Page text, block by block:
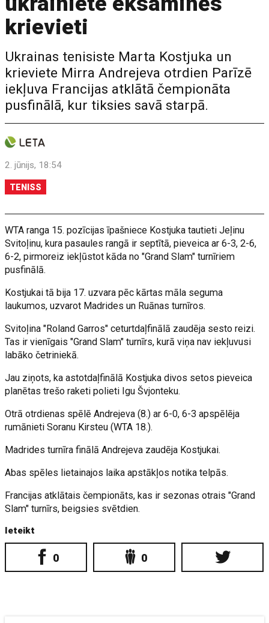
krievieti
Ukrainas tenisiste Marta Kostjuka un
krieviete Mirra Andrejeva otrdien Parīzē
iekļuva Francijas atklātā čempionāta
pusfinālā, kur tiksies savā starpā.
2. jūnijs, 18:54
TENISS
WTA ranga 15. pozīcijas īpašniece Kostjuka tautieti Jeļinu
Svitoļinu, kura pasaules rangā ir septītā, pieveica ar 6-3, 2-6,
6-2, pirmoreiz iekļūstot kāda no "Grand Slam" turnīriem
pusfinālā.
Kostjukai tā bija 17. uzvara pēc kārtas māla seguma
laukumos, uzvarot Madrides un Ruānas turnīros.
Svitoļina "Roland Garros" ceturtdaļfinālā zaudēja sesto reizi.
Tas ir vienīgais "Grand Slam" turnīrs, kurā viņa nav iekļuvusi
labāko četriniekā.
Jau ziņots, ka astotdaļfinālā Kostjuka divos setos pieveica
planētas trešo raketi polieti Igu Švjonteku.
Otrā otrdienas spēlē Andrejeva (8.) ar 6-0, 6-3 apspēlēja
rumānieti Soranu Kirsteu (WTA 18.).
Madrides turnīra finālā Andrejeva zaudēja Kostjukai.
Abas spēles lietainajos laika apstākļos notika telpās.
Francijas atklātais čempionāts, kas ir sezonas otrais "Grand
Slam" turnīrs, beigsies svētdien.
Ieteikt
0 0